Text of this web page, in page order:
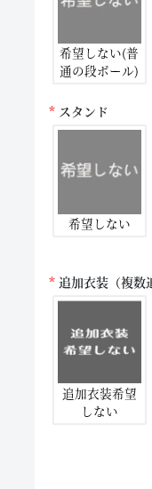
希望しない(普
通の段ボール)
スタンド
希望しない
追加衣装（複数
追加衣装希望
しない